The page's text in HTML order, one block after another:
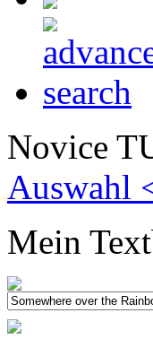
Novice
Auswahl
Mein